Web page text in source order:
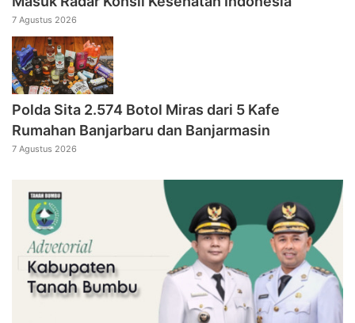
7 Agustus 2026
Polda Sita 2.574 Botol Miras dari 5 Kafe
Rumahan Banjarbaru dan Banjarmasin
7 Agustus 2026